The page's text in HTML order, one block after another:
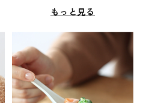
もっと見る